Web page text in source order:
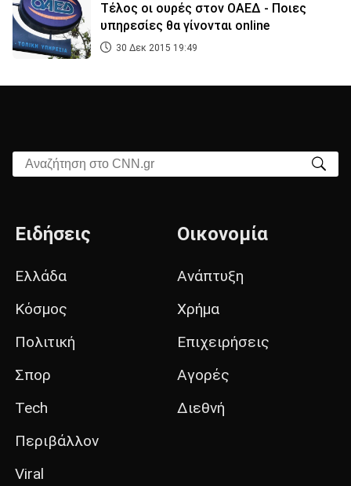
Τέλος οι ουρές στον ΟΑΕΔ - Ποιες
υπηρεσίες θα γίνονται online
30 Δεκ 2015 19:49
Αναζήτηση στο CNN.gr
Ειδήσεις
Ελλάδα
Κόσμος
Πολιτική
Σπορ
Tech
Περιβάλλον
Viral
Οικονομία
Ανάπτυξη
Χρήμα
Επιχειρήσεις
Αγορές
Διεθνή